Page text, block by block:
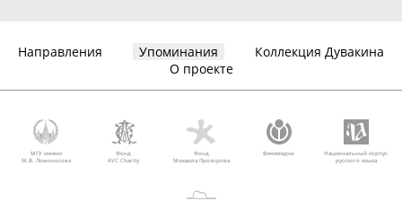
Направления Упоминания
Коллекция Дувакина
О проекте
МГУ имени
М.В. Ломоносова
Фонд
AVC Charity
Фонд
Михаила Прохорова
Викимедиа
Национальный корпус
русского языка